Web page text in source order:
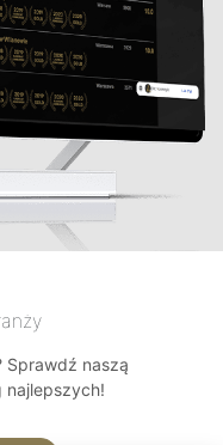
Sprawdź naszą
najlepszych!